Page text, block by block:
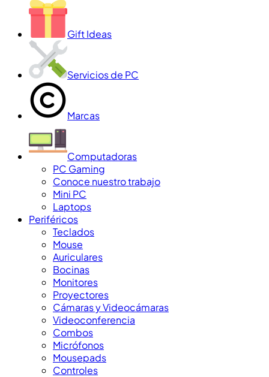
Gift Ideas
Servicios de PC
Marcas
Computadoras
PC Gaming
Conoce nuestro trabajo
Mini PC
Laptops
Periféricos
Teclados
Mouse
Auriculares
Bocinas
Monitores
Proyectores
Cámaras y Videocámaras
Videoconferencia
Combos
Micrófonos
Mousepads
Controles